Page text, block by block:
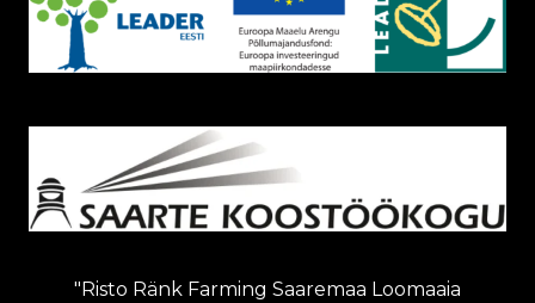
"Risto Ränk Farming Saaremaa Loomaaia